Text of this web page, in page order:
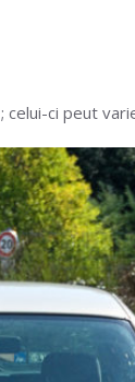
celui-ci peut